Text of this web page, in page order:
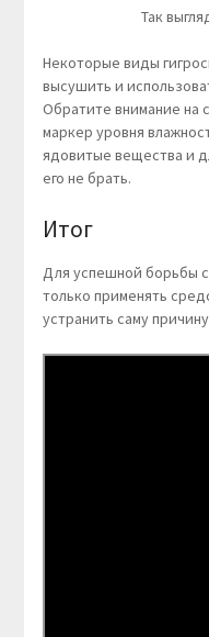
Так
Некоторые виды
высушить и
Обратите внимание на
маркер уровня
ядовитые вещества и
его не брать.
Итог
Для успешной борьбы
только применять
устранить саму